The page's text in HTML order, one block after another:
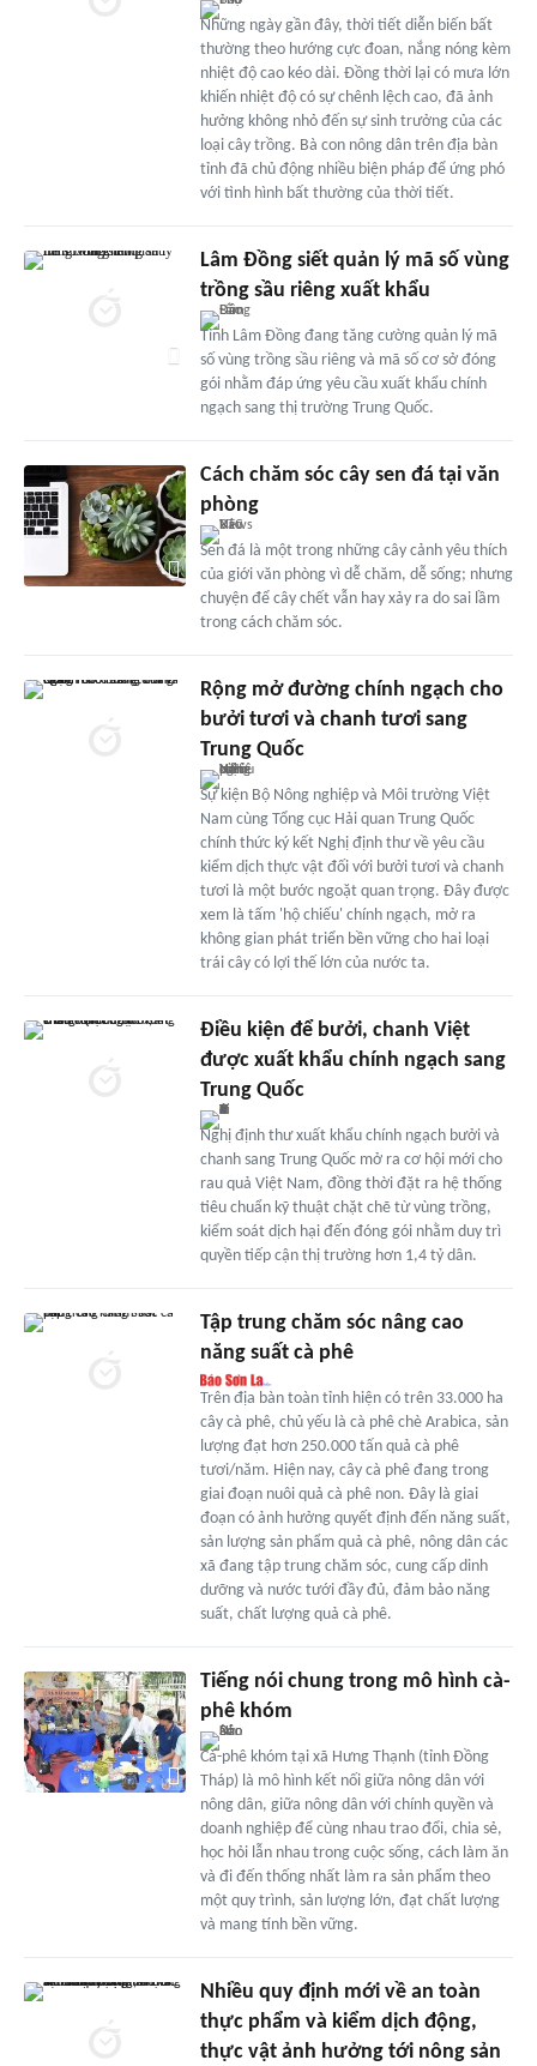
Những ngày gần đây, thời tiết diễn biến bất
thường theo hướng cực đoan, nắng nóng kèm
nhiệt độ cao kéo dài. Đồng thời lại có mưa lớn
khiến nhiệt độ có sự chênh lệch cao, đã ảnh
hưởng không nhỏ đến sự sinh trưởng của các
loại cây trồng. Bà con nông dân trên địa bàn
tỉnh đã chủ động nhiều biện pháp để ứng phó
với tình hình bất thường của thời tiết.
Lâm Đồng siết quản lý mã số vùng
trồng sầu riêng xuất khẩu
Tỉnh Lâm Đồng đang tăng cường quản lý mã
số vùng trồng sầu riêng và mã số cơ sở đóng
gói nhằm đáp ứng yêu cầu xuất khẩu chính
ngạch sang thị trường Trung Quốc.
Cách chăm sóc cây sen đá tại văn
phòng
Sen đá là một trong những cây cảnh yêu thích
của giới văn phòng vì dễ chăm, dễ sống; nhưng
chuyện để cây chết vẫn hay xảy ra do sai lầm
trong cách chăm sóc.
Rộng mở đường chính ngạch cho
bưởi tươi và chanh tươi sang
Trung Quốc
Sự kiện Bộ Nông nghiệp và Môi trường Việt
Nam cùng Tổng cục Hải quan Trung Quốc
chính thức ký kết Nghị định thư về yêu cầu
kiểm dịch thực vật đối với bưởi tươi và chanh
tươi là một bước ngoặt quan trọng. Đây được
xem là tấm 'hộ chiếu' chính ngạch, mở ra
không gian phát triển bền vững cho hai loại
trái cây có lợi thế lớn của nước ta.
Điều kiện để bưởi, chanh Việt
được xuất khẩu chính ngạch sang
Trung Quốc
Nghị định thư xuất khẩu chính ngạch bưởi và
chanh sang Trung Quốc mở ra cơ hội mới cho
rau quả Việt Nam, đồng thời đặt ra hệ thống
tiêu chuẩn kỹ thuật chặt chẽ từ vùng trồng,
kiểm soát dịch hại đến đóng gói nhằm duy trì
quyền tiếp cận thị trường hơn 1,4 tỷ dân.
Tập trung chăm sóc nâng cao
năng suất cà phê
Trên địa bàn toàn tỉnh hiện có trên 33.000 ha
cây cà phê, chủ yếu là cà phê chè Arabica, sản
lượng đạt hơn 250.000 tấn quả cà phê
tươi/năm. Hiện nay, cây cà phê đang trong
giai đoạn nuôi quả cà phê non. Đây là giai
đoạn có ảnh hưởng quyết định đến năng suất,
sản lượng sản phẩm quả cà phê, nông dân các
xã đang tập trung chăm sóc, cung cấp dinh
dưỡng và nước tưới đầy đủ, đảm bảo năng
suất, chất lượng quả cà phê.
Tiếng nói chung trong mô hình cà-
phê khóm
Cà-phê khóm tại xã Hưng Thạnh (tỉnh Đồng
Tháp) là mô hình kết nối giữa nông dân với
nông dân, giữa nông dân với chính quyền và
doanh nghiệp để cùng nhau trao đổi, chia sẻ,
học hỏi lẫn nhau trong cuộc sống, cách làm ăn
và đi đến thống nhất làm ra sản phẩm theo
một quy trình, sản lượng lớn, đạt chất lượng
và mang tính bền vững.
Nhiều quy định mới về an toàn
thực phẩm và kiểm dịch động,
thực vật ảnh hưởng tới nông sản